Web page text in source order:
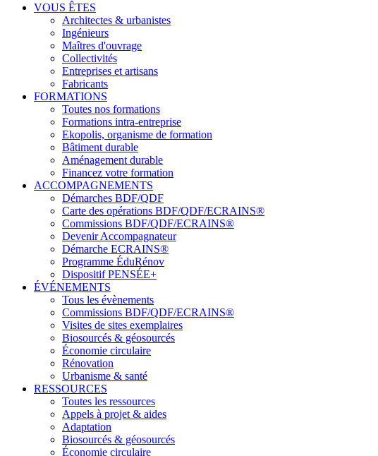
VOUS ÊTES
Architectes & urbanistes
Ingénieurs
Maîtres d'ouvrage
Collectivités
Entreprises et artisans
Fabricants
FORMATIONS
Toutes nos formations
Formations intra-entreprise
Ekopolis, organisme de formation
Bâtiment durable
Aménagement durable
Financez votre formation
ACCOMPAGNEMENTS
Démarches BDF/QDF
Carte des opérations BDF/QDF/ECRAINS®
Commissions BDF/QDF/ECRAINS®
Devenir Accompagnateur
Démarche ECRAINS®
Programme ÉduRénov
Dispositif PENSÉE+
ÉVÉNEMENTS
Tous les évènements
Commissions BDF/QDF/ECRAINS®
Visites de sites exemplaires
Biosourcés & géosourcés
Économie circulaire
Rénovation
Urbanisme & santé
RESSOURCES
Toutes les ressources
Appels à projet & aides
Adaptation
Biosourcés & géosourcés
Économie circulaire